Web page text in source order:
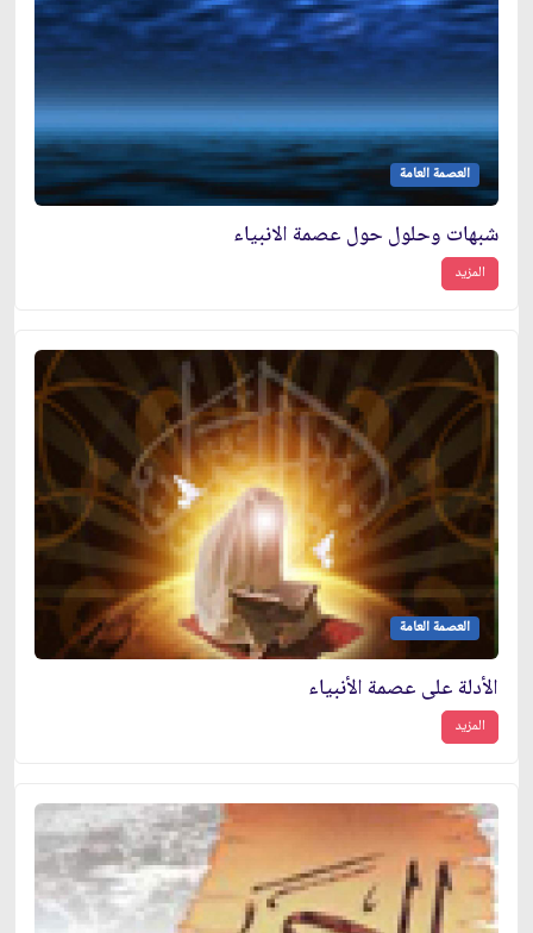
العصمة العامة
شبهات وحلول حول عصمة الانبياء
المزيد
العصمة العامة
الأدلة على عصمة الأنبياء
المزيد